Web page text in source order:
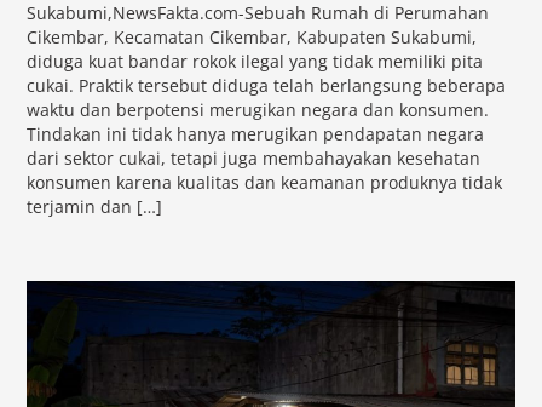
Sukabumi,NewsFakta.com-Sebuah Rumah di Perumahan
Cikembar, Kecamatan Cikembar, Kabupaten Sukabumi,
diduga kuat bandar rokok ilegal yang tidak memiliki pita
cukai. Praktik tersebut diduga telah berlangsung beberapa
waktu dan berpotensi merugikan negara dan konsumen.
Tindakan ini tidak hanya merugikan pendapatan negara
dari sektor cukai, tetapi juga membahayakan kesehatan
konsumen karena kualitas dan keamanan produknya tidak
terjamin dan […]